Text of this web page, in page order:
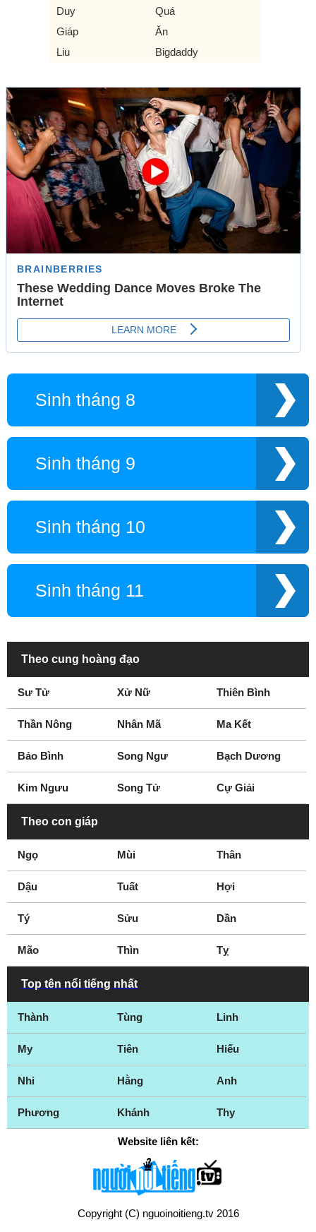
Duy
Quá
Giáp
Ăn
Liu
Bigdaddy
Sinh tháng 8
Sinh tháng 9
Sinh tháng 10
Sinh tháng 11
Theo cung hoàng đạo
Sư Tử Xử Nữ Thiên Bình
Thần Nông Nhân Mã Ma Kết
Bảo Bình Song Ngư Bạch Dương
Kim Ngưu Song Tử Cự Giải
Theo con giáp
Ngọ Mùi Thân
Dậu Tuất Hợi
Tý Sửu Dần
Mão Thìn Tỵ
Top tên nổi tiếng nhất
Thành Tùng Linh
My Tiên Hiếu
Nhi Hằng Anh
Phương Khánh Thy
Website liên kết:
Copyright (C) nguoinoitieng.tv 2016